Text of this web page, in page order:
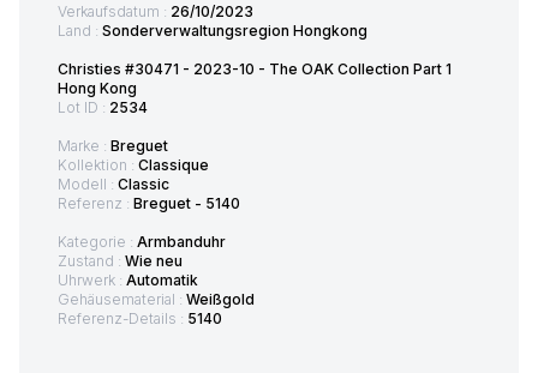
Verkaufsdatum : 26/10/2023
Land : Sonderverwaltungsregion Hongkong
Christies #30471 - 2023-10 - The OAK Collection Part 1
Hong Kong
Lot ID : 2534
Marke : Breguet
Kollektion : Classique
Modell : Classic
Referenz : Breguet - 5140
Kategorie : Armbanduhr
Zustand : Wie neu
Uhrwerk : Automatik
Gehäusematerial : Weißgold
Referenz-Details : 5140